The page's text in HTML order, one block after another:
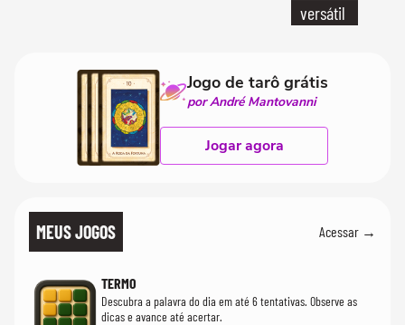
versátil
Jogo de tarô grátis
por André Mantovanni
Jogar agora
MEUS JOGOS Acessar →
TERMO
Descubra a palavra do dia em até 6 tentativas. Observe as
dicas e avance até acertar.